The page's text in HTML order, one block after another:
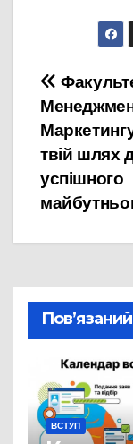
твій шлях
успішного
ВСТУП